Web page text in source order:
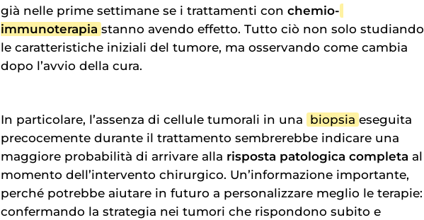
già nelle prime settimane se i trattamenti con chemio-
immunoterapia stanno avendo effetto. Tutto ciò non solo studiando
le caratteristiche iniziali del tumore, ma osservando come cambia
dopo l’avvio della cura.
In particolare, l’assenza di cellule tumorali in una biopsia eseguita
precocemente durante il trattamento sembrerebbe indicare una
maggiore probabilità di arrivare alla risposta patologica completa al
momento dell’intervento chirurgico. Un’informazione importante,
perché potrebbe aiutare in futuro a personalizzare meglio le terapie:
confermando la strategia nei tumori che rispondono subito e